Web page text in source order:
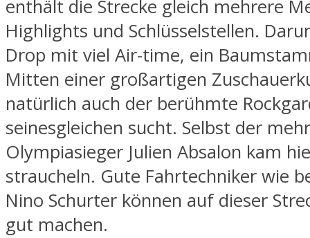
enthält die Strecke gleich mehrere
Highlights und Schlüsselstellen.
Drop mit viel Air-time, ein
Mitten einer großartigen
natürlich auch der berühmte
seinesgleichen sucht. Selbst der
Olympiasieger Julien Absalon kam
straucheln. Gute Fahrtechniker wie
Nino Schurter können auf dieser
gut machen.